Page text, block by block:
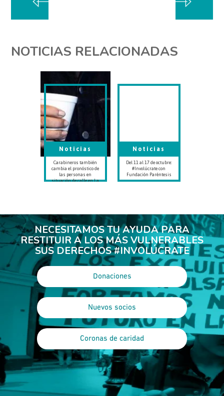
NOTICIAS RELACIONADAS
Carabineros también
cambia el pronóstico de
las personas en
situación de calle en La
Noticias
Del 11 al 17 de octubre:
#Involúcrate con
Fundación Paréntesis
Noticias
NECESITAMOS TU AYUDA PARA
RESTITUIR A LOS MÁS VULNERABLES
SUS DERECHOS #INVOLÚCRATE
Donaciones
Nuevos socios
Coronas de caridad